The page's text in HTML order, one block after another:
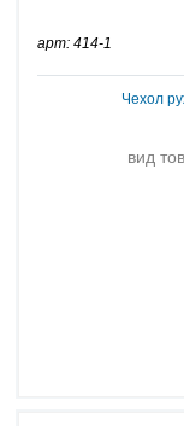
арт: 414-1
Чехол
вид